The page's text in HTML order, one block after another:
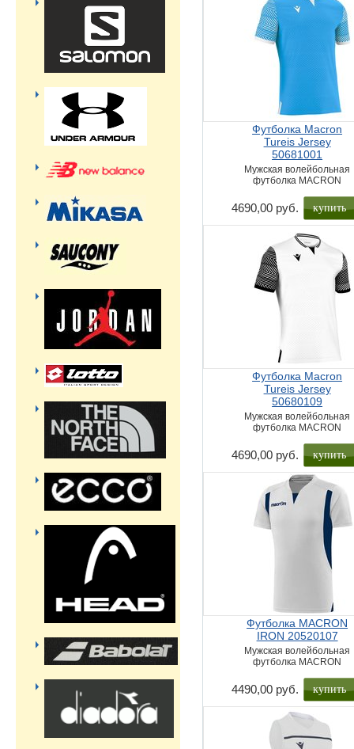
Футболка Macron
Tureis Jersey
50681001
Мужская волейбольная
футболка MACRON
4690,00 руб. купить
Футболка Macron
Tureis Jersey
50680109
Мужская волейбольная
футболка MACRON
4690,00 руб. купить
Футболка MACRON
IRON 20520107
Мужская волейбольная
футболка MACRON
4490,00 руб. купить